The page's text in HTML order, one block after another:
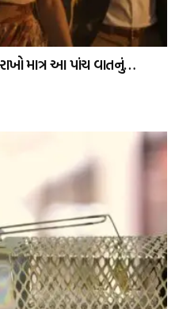
માત્ર આ પાંચ વાતનું…